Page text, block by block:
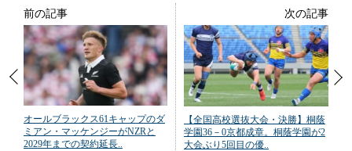
前の記事
オールブラックス61キャップのダ
ミアン・マッケンジーがNZRと
2029年までの契約延長..
次の記事
【全国高校選抜大会・決勝】桐蔭
学園36－0京都成章。桐蔭学園が2
大会ぶり5回目の優..